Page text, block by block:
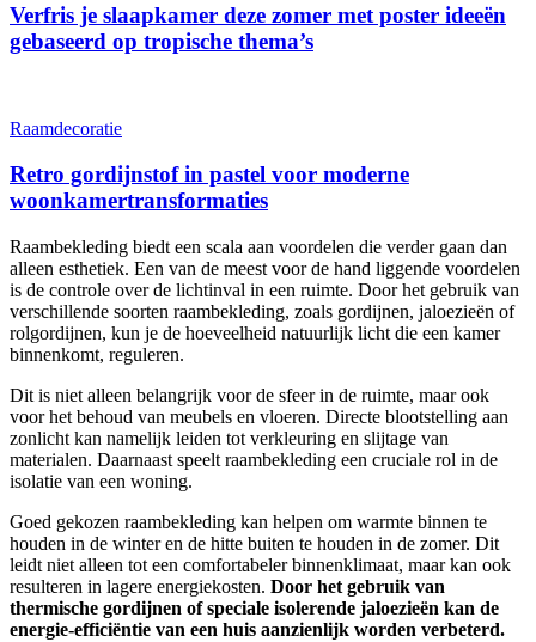
Verfris je slaapkamer deze zomer met poster ideeën
gebaseerd op tropische thema’s
Raamdecoratie
Retro gordijnstof in pastel voor moderne
woonkamertransformaties
Raambekleding biedt een scala aan voordelen die verder gaan dan
alleen esthetiek. Een van de meest voor de hand liggende voordelen
is de controle over de lichtinval in een ruimte. Door het gebruik van
verschillende soorten raambekleding, zoals gordijnen, jaloezieën of
rolgordijnen, kun je de hoeveelheid natuurlijk licht die een kamer
binnenkomt, reguleren.
Dit is niet alleen belangrijk voor de sfeer in de ruimte, maar ook
voor het behoud van meubels en vloeren. Directe blootstelling aan
zonlicht kan namelijk leiden tot verkleuring en slijtage van
materialen. Daarnaast speelt raambekleding een cruciale rol in de
isolatie van een woning.
Goed gekozen raambekleding kan helpen om warmte binnen te
houden in de winter en de hitte buiten te houden in de zomer. Dit
leidt niet alleen tot een comfortabeler binnenklimaat, maar kan ook
resulteren in lagere energiekosten. Door het gebruik van
thermische gordijnen of speciale isolerende jaloezieën kan de
energie-efficiëntie van een huis aanzienlijk worden verbeterd.